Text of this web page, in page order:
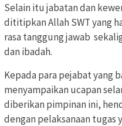
Selain itu jabatan dan
dititipkan Allah SWT yang
rasa tanggung jawab
dan ibadah.
Kepada para pejabat yang
menyampaikan ucapan
diberikan pimpinan ini,
dengan pelaksanaan tugas